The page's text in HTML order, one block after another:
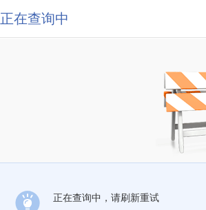
正在查询中
正在查询中，请刷新重试